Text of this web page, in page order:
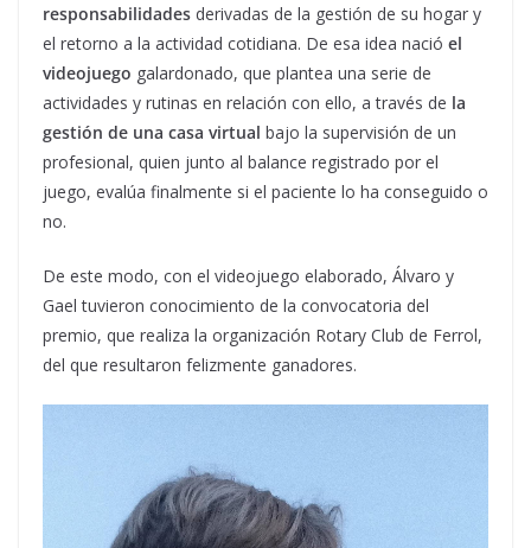
responsabilidades derivadas de la gestión de su hogar y
el retorno a la actividad cotidiana. De esa idea nació el
videojuego galardonado, que plantea una serie de
actividades y rutinas en relación con ello, a través de la
gestión de una casa virtual bajo la supervisión de un
profesional, quien junto al balance registrado por el
juego, evalúa finalmente si el paciente lo ha conseguido o
no.
De este modo, con el videojuego elaborado, Álvaro y
Gael tuvieron conocimiento de la convocatoria del
premio, que realiza la organización Rotary Club de Ferrol,
del que resultaron felizmente ganadores.